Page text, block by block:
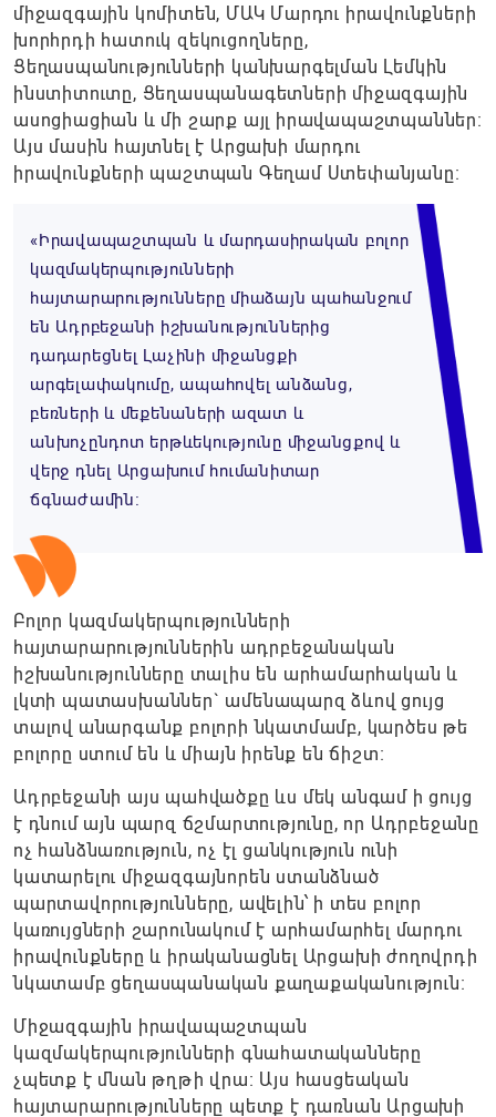
միջազգային կոմիտեն, ՄԱԿ Մարդու իրավունքների
խորհրդի հատուկ զեկուցողները,
Ցեղասպանությունների կանխարգելման Լեմկին
ինստիտուտը, Ցեղասպանագետների միջազգային
ասոցիացիան և մի շարք այլ իրավապաշտպաններ։
Այս մասին հայտնել է Արցախի մարդու
իրավունքների պաշտպան Գեղամ Ստեփանյանը։
«Իրավապաշտպան և մարդասիրական բոլոր
կազմակերպությունների
հայտարարությունները միաձայն պահանջում
են Ադրբեջանի իշխանություններից
դադարեցնել Լաչինի միջանցքի
արգելափակումը, ապահովել անձանց,
բեռների և մեքենաների ազատ և
անխոչընդոտ երթևեկությունը միջանցքով և
վերջ դնել Արցախում հումանիտար
ճգնաժամին։
Բոլոր կազմակերպությունների
հայտարարություններին ադրբեջանական
իշխանությունները տալիս են արհամարհական և
լկտի պատասխաններ` ամենապարզ ձևով ցույց
տալով անարգանք բոլորի նկատմամբ, կարծես թե
բոլորը ստում են և միայն իրենք են ճիշտ։
Ադրբեջանի այս պահվածքը ևս մեկ անգամ ի ցույց
է դնում այն պարզ ճշմարտությունը, որ Ադրբեջանը
ոչ հանձնառություն, ոչ էլ ցանկություն ունի
կատարելու միջազգայնորեն ստանձնած
պարտավորությունները, ավելին՝ ի տես բոլոր
կառույցների շարունակում է արհամարհել մարդու
իրավունքները և իրականացնել Արցախի ժողովրդի
նկատամբ ցեղասպանական քաղաքականություն։
Միջազգային իրավապաշտպան
կազմակերպությունների գնահատականները
չպետք է մնան թղթի վրա։ Այս հասցեական
հայտարարությունները պետք է դառնան Արցախի